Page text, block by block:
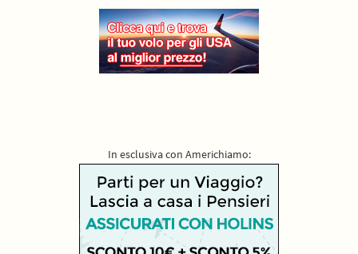
In esclusiva con Americhiamo: